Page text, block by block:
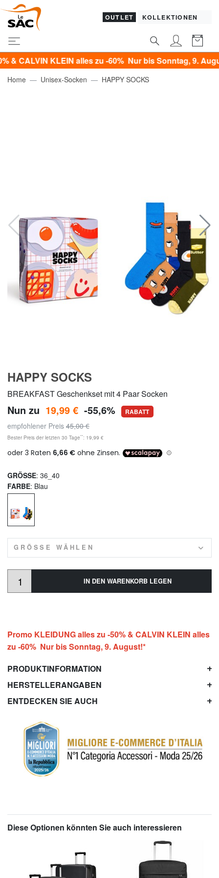
OUTLET KOLLEKTIONEN
KLEIN alles zu -60% Nur bis Sonntag, 9. August!*
Home Unisex-Socken HAPPY SOCKS
HAPPY SOCKS
BREAKFAST Geschenkset mit 4 Paar Socken
Nun zu 19,99 € -55,6% RABATT
empfohlener Preis 45,00 €
Bester Preis der letzten 30 Tage**: 19,99 €
GRÖSSE: 36_40
FARBE: Blau
GRÖSSE WÄHLEN
IN DEN WARENKORB LEGEN
Promo KLEIDUNG alles zu -50% & CALVIN KLEIN alles
zu -60% Nur bis Sonntag, 9. August!*
PRODUKTINFORMATION
HERSTELLERANGABEN
ENTDECKEN SIE AUCH
Diese Optionen könnten Sie auch interessieren